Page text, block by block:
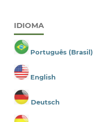
IDIOMA
Português (Brasil)
English
Deutsch